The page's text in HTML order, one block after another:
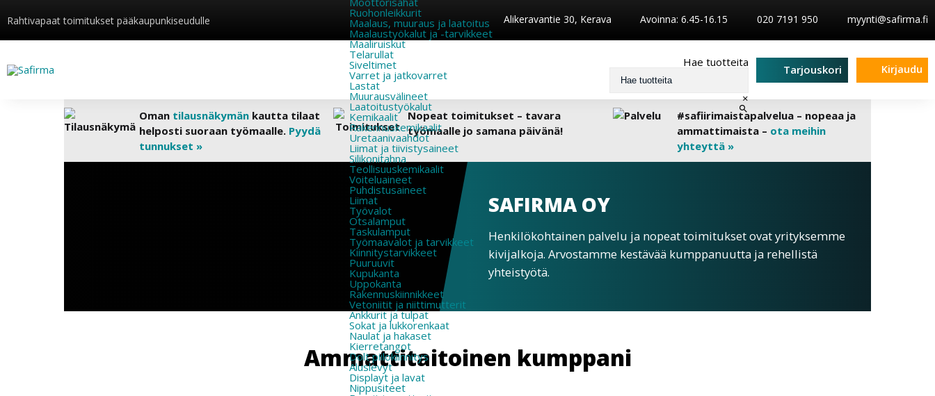
Rahtivapaat toimitukset pääkaupunkiseudulle Alikeravantie 30, Kerava Avoinna: 6.45-16.15 020 7191 950 myynti@safirma.fi
Ruohonleikkurit
Maalaus, muuraus ja laatoitus
Maalaustyökalut ja -tarvikkeet
Maaliruiskut
Telarullat
Siveltimet
Varret ja jatkovarret
Lastat
Muurausvälineet
Laatoitustyökalut
Kemikaalit
Rakennuskemikaalit
Uretaanivaahdot
Liimat ja tiivistysaineet
Silikonitahna
Teollisuuskemikaalit
Voiteluaineet
Puhdistusaineet
Liimat
Työvalot
Otsalamput
Taskulamput
Työmaavalot ja tarvikkeet
Kiinnitys­tarvikkeet
Puuruuvit
Kupukanta
Uppokanta
Rakennuskiinnikkeet
Vetoniitit ja niittimutterit
Ankkurit ja tulpat
Sokat ja lukkorenkaat
Naulat ja hakaset
Kierretangot
Dolt piilokiinnitys
Aluslevyt
Displayt ja lavat
Nippusiteet
Hae tuotteita
×
Tarjouskori Kirjaudu
Oman tilausnäkymänkautta tilaat
helposti suoraan työmaalle. Pyydä
tunnukset »
Nopeat toimitukset – tavara
työmaalle jo samana päivänä!
#safiirimaistapalvelua – nopeaa ja
ammattimaista – ota meihin
yhteyttä »
SAFIRMA OY
Henkilökohtainen palvelu ja nopeat toimitukset ovat yrityksemme
kivijalkoja. Arvostamme kestävää kumppanuutta ja rehellistä
yhteistyötä.
Ammattitaitoinen kumppani